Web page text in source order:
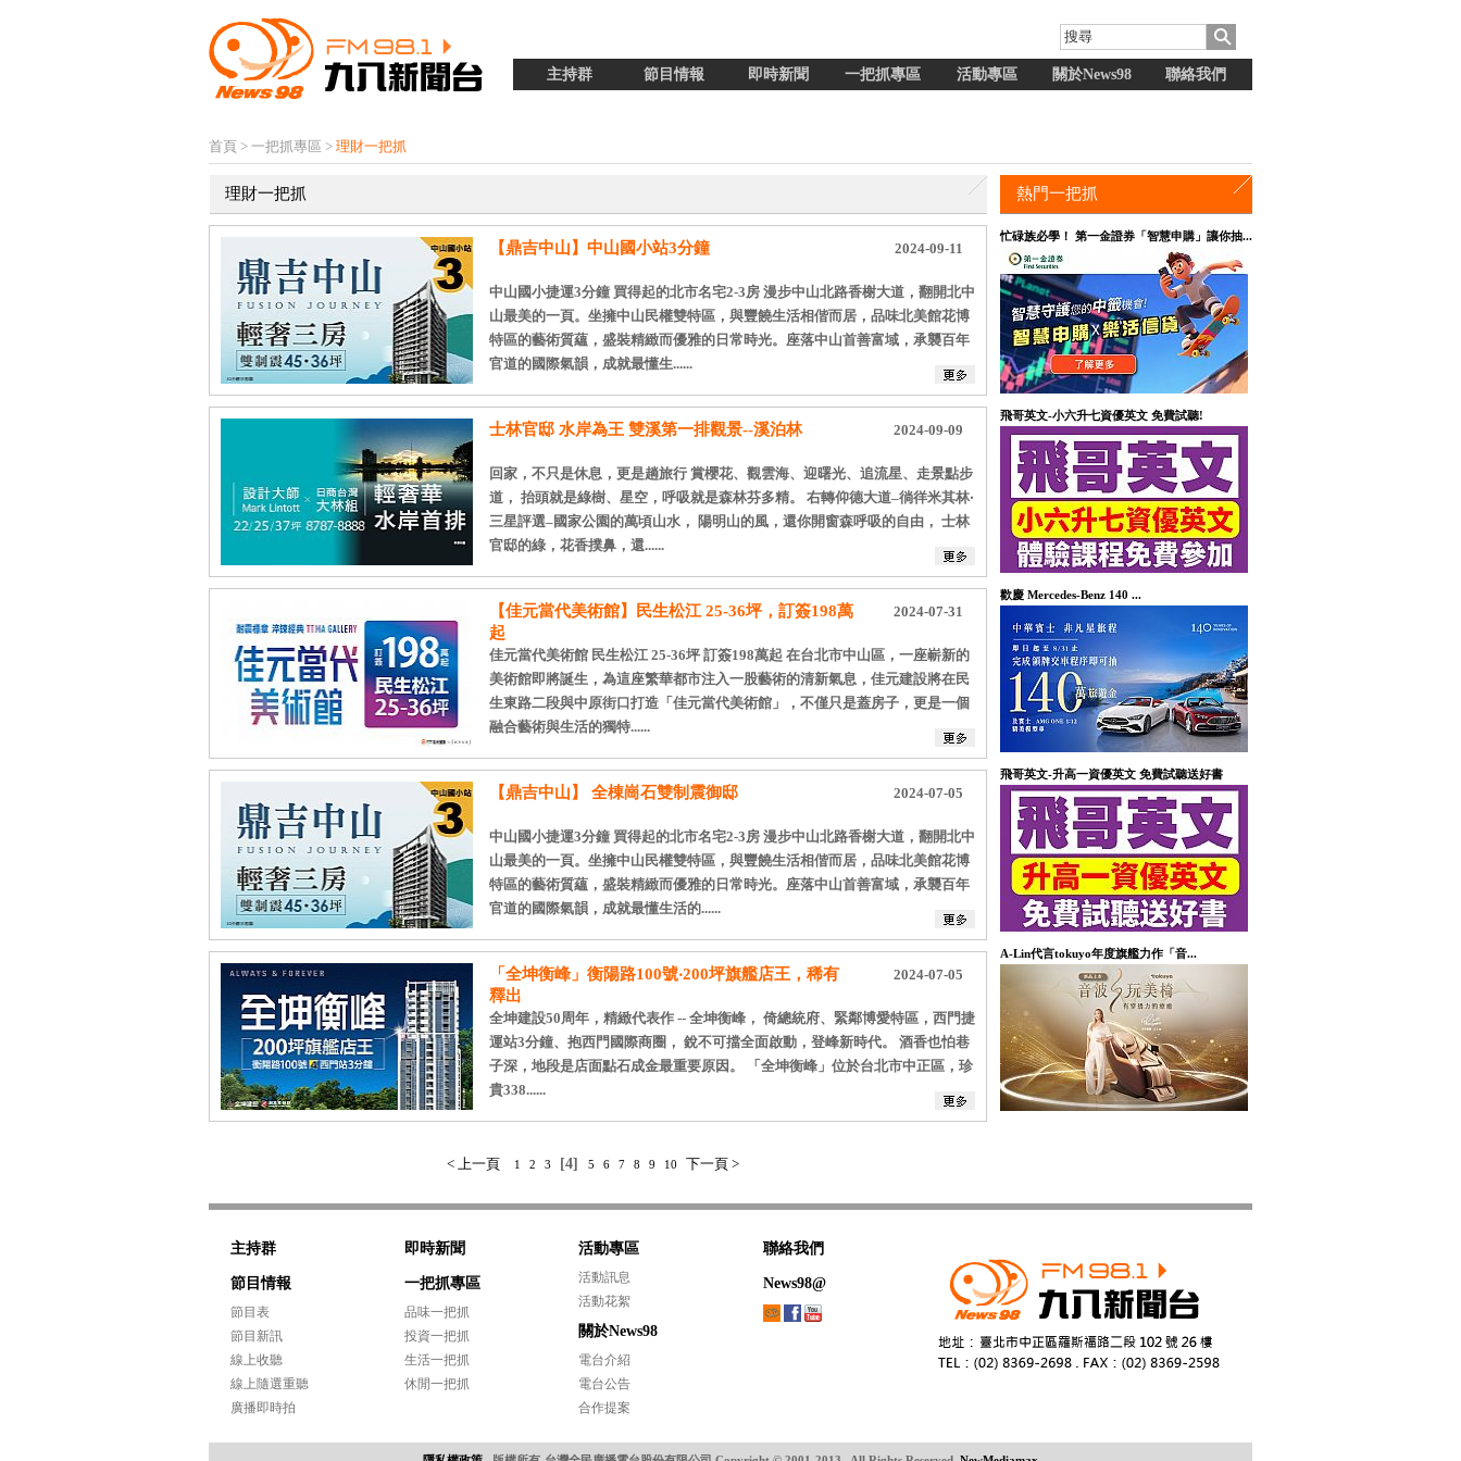
主持群 節目情報 即時新聞 一把抓專區 活動專區 關於News98 聯絡我們
首頁 > 一把抓專區 > 理財一把抓
理財一把抓
【鼎吉中山】中山國小站3分鐘 2024-09-11
中山國小捷運3分鐘 買得起的北市名宅2-3房 漫步中山北路香榭大道，翻開北中
山最美的一頁。坐擁中山民權雙特區，與豐饒生活相偕而居，品味北美館花博
特區的藝術質蘊，盛裝精緻而優雅的日常時光。座落中山首善富域，承襲百年
官道的國際氣韻，成就最懂生......
士林官邸 水岸為王 雙溪第一排觀景--溪泊林 2024-09-09
回家，不只是休息，更是趟旅行 賞櫻花、觀雲海、迎曙光、追流星、走景點步
道， 抬頭就是綠樹、星空，呼吸就是森林芬多精。 右轉仰德大道–徜徉米其林‧
三星評選–國家公園的萬頃山水， 陽明山的風，還你開窗森呼吸的自由， 士林
官邸的綠，花香撲鼻，還......
【佳元當代美術館】民生松江 25-36坪，訂簽198萬
起
2024-07-31
佳元當代美術館 民生松江 25-36坪 訂簽198萬起 在台北市中山區，一座嶄新的
美術館即將誕生，為這座繁華都市注入一股藝術的清新氣息，佳元建設將在民
生東路二段與中原街口打造「佳元當代美術館」，不僅只是蓋房子，更是一個
融合藝術與生活的獨特......
【鼎吉中山】 全棟崗石雙制震御邸 2024-07-05
中山國小捷運3分鐘 買得起的北市名宅2-3房 漫步中山北路香榭大道，翻開北中
山最美的一頁。坐擁中山民權雙特區，與豐饒生活相偕而居，品味北美館花博
特區的藝術質蘊，盛裝精緻而優雅的日常時光。座落中山首善富域，承襲百年
官道的國際氣韻，成就最懂生活的......
「全坤衡峰」衡陽路100號‧200坪旗艦店王，稀有
釋出
2024-07-05
全坤建設50周年，精緻代表作 -- 全坤衡峰， 倚總統府、緊鄰博愛特區，西門捷
運站3分鐘、抱西門國際商圈， 銳不可擋全面啟動，登峰新時代。 酒香也怕巷
子深，地段是店面點石成金最重要原因。 「全坤衡峰」位於台北市中正區，珍
貴338......
< 上一頁 1 2 3 [4] 5 6 7 8 9 10 下一頁 >
熱門一把抓
忙碌族必學！ 第一金證券「智慧申購」讓你抽...
飛哥英文-小六升七資優英文 免費試聽!
歡慶 Mercedes-Benz 140 ...
飛哥英文-升高一資優英文 免費試聽送好書
A-Lin代言tokuyo年度旗艦力作「音...
主持群
節目情報
節目表
節目新訊
線上收聽
線上隨選重聽
廣播即時拍
即時新聞
一把抓專區
品味一把抓
投資一把抓
生活一把抓
休閒一把抓
活動專區
活動訊息
活動花絮
關於News98
電台介紹
電台公告
合作提案
聯絡我們
News98@